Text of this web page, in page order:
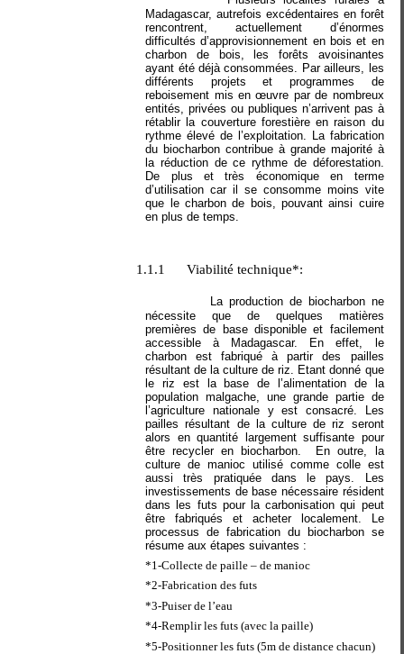
Madagascar,autrefois excédentaires en forêt
rencontrent
actuellement d’énormes
difficultés d’approvisionnement en bois et en
charbon de bois, les forêts avoisinantes
ayant été déjà consommées. Par ailleurs,
es
différents projets et programmes de
reboisement mis en œuvre par de nombreux
entités
privées ou publiques n’arrivent pas à
rétablir la couverture forestière en raison du
rythme élevé de l’exploitation.
La fabrication
du biocharbon contribue à grande majorité à
la réduction de ce rythme de déforestation.
De plus et très économique en terme
d’utilisation car il se consomme moins vite
que le charbon de bois, pouvant ainsi cuire
en plus de temps.
1.1.1 Viabilité technique*:
La production de biocharbon ne
nécessite que de quelques matières
premières de base disponible et facilement
accessible à Madagascar. En effet, le
charbon est fabriqué à partir des pailles
résultant de la culture de riz. Etant donné que
le riz est la base de l’alimentation de la
population malgache, une grande partie de
l’agriculture nationale y est consacré. Les
pailles résultant de la culture de riz seront
alors en quantité largement suffisante pour
être recycler en biocharbon.
En outre, la
culture de manioc utilisé comme colle est
aussi très pratiquée dans le pays. Les
investissements de base nécessaire résident
dans les futs pour la carbonisation qui peut
être fabriqués et acheter localement. Le
processus de fabrication du biocharbon se
résume aux étapes suivantes :
*1-Collecte de paille – de manioc
*2-Fabrication des futs
*3-Puiser de l’eau
*4-Remplir les futs (avec la paille)
*5-Positionner les futs (5m de distance chacun)